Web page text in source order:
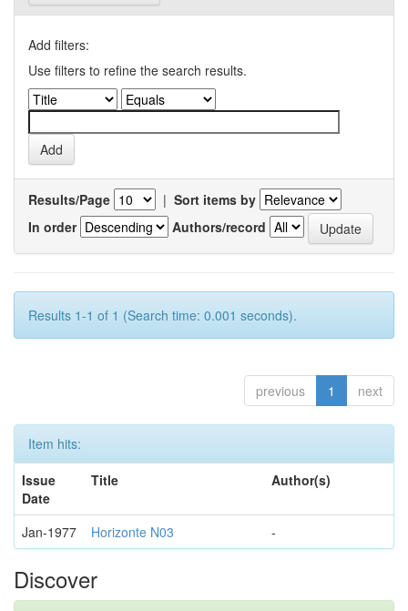
Add filters:
Use filters to refine the search results.
Results/Page | Sort items by
In order
Authors/record
Results 1-1 of 1 (Search time: 0.001 seconds).
previous 1 next
Item hits:
Issue
Date
Title Author(s)
Jan-1977 Horizonte N03 -
Discover